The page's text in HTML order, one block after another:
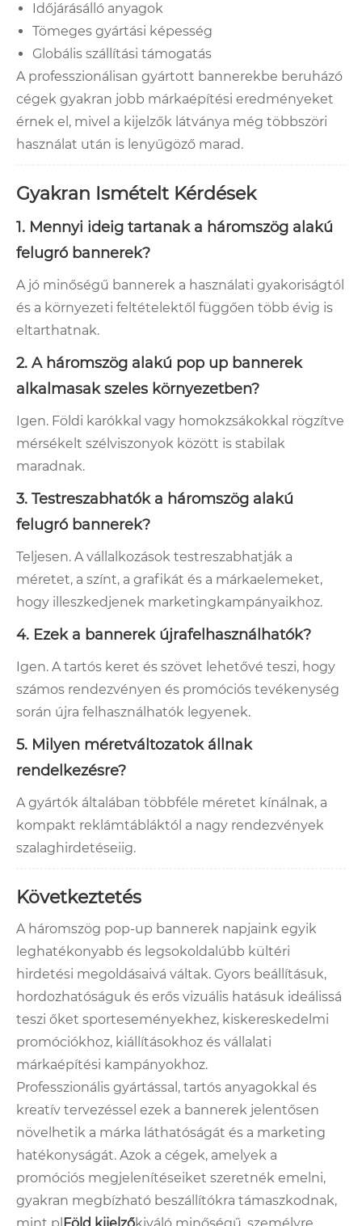
Időjárásálló anyagok
Tömeges gyártási képesség
Globális szállítási támogatás
A professzionálisan gyártott bannerekbe beruházó
cégek gyakran jobb márkaépítési eredményeket
érnek el, mivel a kijelzők látványa még többszöri
használat után is lenyűgöző marad.
Gyakran Ismételt Kérdések
1. Mennyi ideig tartanak a háromszög alakú
felugró bannerek?
A jó minőségű bannerek a használati gyakoriságtól
és a környezeti feltételektől függően több évig is
eltarthatnak.
2. A háromszög alakú pop up bannerek
alkalmasak szeles környezetben?
Igen. Földi karókkal vagy homokzsákokkal rögzítve
mérsékelt szélviszonyok között is stabilak
maradnak.
3. Testreszabhatók a háromszög alakú
felugró bannerek?
Teljesen. A vállalkozások testreszabhatják a
méretet, a színt, a grafikát és a márkaelemeket,
hogy illeszkedjenek marketingkampányaikhoz.
4. Ezek a bannerek újrafelhasználhatók?
Igen. A tartós keret és szövet lehetővé teszi, hogy
számos rendezvényen és promóciós tevékenység
során újra felhasználhatók legyenek.
5. Milyen méretváltozatok állnak
rendelkezésre?
A gyártók általában többféle méretet kínálnak, a
kompakt reklámtábláktól a nagy rendezvények
szalaghirdetéseiig.
Következtetés
A háromszög pop-up bannerek napjaink egyik
leghatékonyabb és legsokoldalúbb kültéri
hirdetési megoldásaivá váltak. Gyors beállításuk,
hordozhatóságuk és erős vizuális hatásuk ideálissá
teszi őket sporteseményekhez, kiskereskedelmi
promóciókhoz, kiállításokhoz és vállalati
márkaépítési kampányokhoz.
Professzionális gyártással, tartós anyagokkal és
kreatív tervezéssel ezek a bannerek jelentősen
növelhetik a márka láthatóságát és a marketing
hatékonyságát. Azok a cégek, amelyek a
promóciós megjelenítéseiket szeretnék emelni,
gyakran megbízható beszállítókra támaszkodnak,